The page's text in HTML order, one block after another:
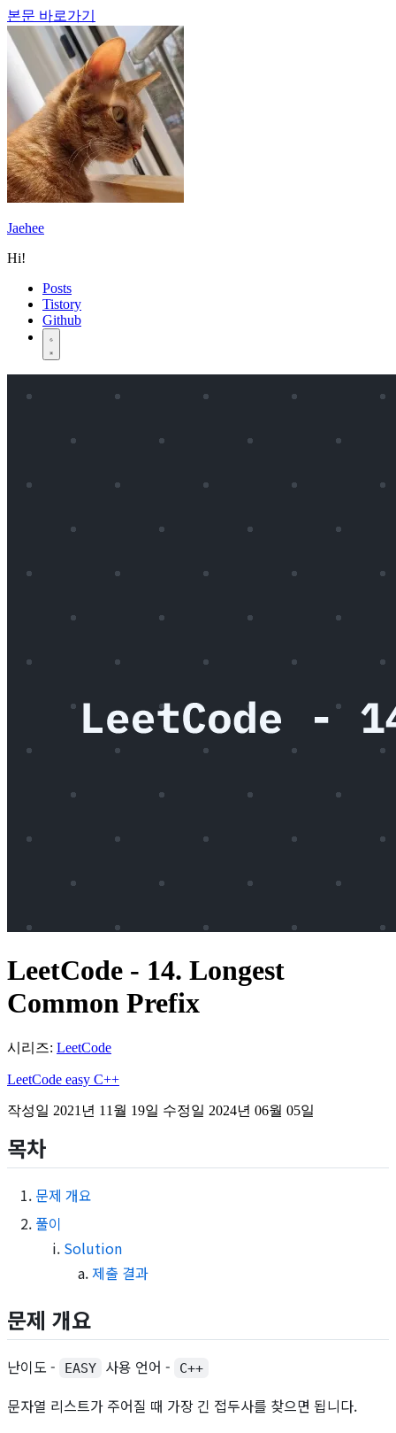
본문 바로가기
Jaehee
Hi!
Posts
Tistory
Github
LeetCode - 14. Longest
Common Prefix
시리즈: LeetCode
LeetCode easy C++
작성일 2021년 11월 19일 수정일 2024년 06월 05일
목차
문제 개요
풀이
Solution
제출 결과
문제 개요
난이도 - EASY 사용 언어 - C++
문자열 리스트가 주어질 때 가장 긴 접두사를 찾으면 됩니다.